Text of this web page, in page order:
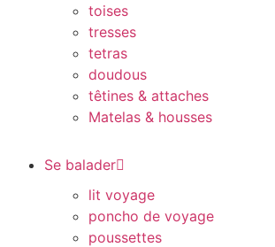
toises
tresses
tetras
doudous
têtines & attaches
Matelas & housses
Se balader
lit voyage
poncho de voyage
poussettes